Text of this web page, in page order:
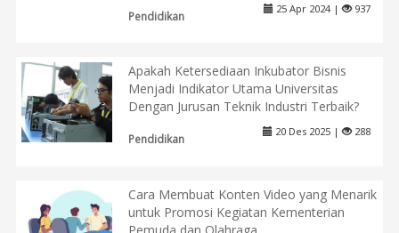
Pendidikan
25 Apr 2024 | 937
Apakah Ketersediaan Inkubator Bisnis
Menjadi Indikator Utama Universitas
Dengan Jurusan Teknik Industri Terbaik?
Pendidikan
20 Des 2025 | 288
Cara Membuat Konten Video yang Menarik
untuk Promosi Kegiatan Kementerian